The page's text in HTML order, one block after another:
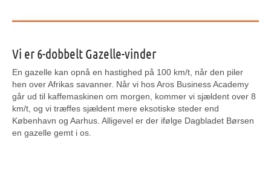
Vi er 6-dobbelt Gazelle-vinder
En gazelle kan opnå en hastighed på 100 km/t, når den piler
hen over Afrikas savanner. Når vi hos Aros Business Academy
går ud til kaffemaskinen om morgen, kommer vi sjældent over 8
km/t, og vi træffes sjældent mere eksotiske steder end
København og Aarhus. Alligevel er der ifølge Dagbladet Børsen
en gazelle gemt i os.